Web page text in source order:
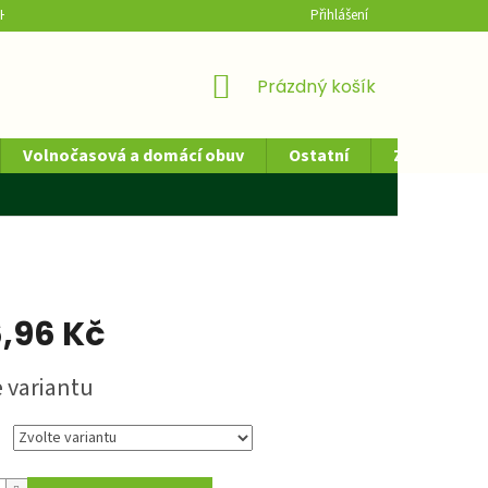
ÚDAJŮ Přihlášení
NÁKUPNÍ
Prázdný košík
Volnočasová a domácí obuv Ostatní
Kč
variantu